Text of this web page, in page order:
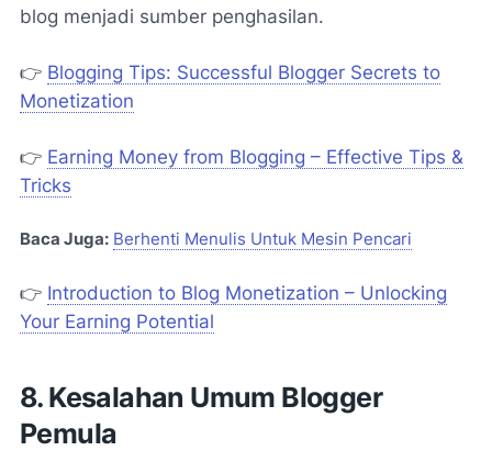
blog menjadi sumber penghasilan.
👉 Blogging Tips: Successful Blogger Secrets to
Monetization
👉 Earning Money from Blogging – Effective Tips &
Tricks
Baca Juga: Berhenti Menulis Untuk Mesin Pencari
👉 Introduction to Blog Monetization – Unlocking
Your Earning Potential
8. Kesalahan Umum Blogger
Pemula